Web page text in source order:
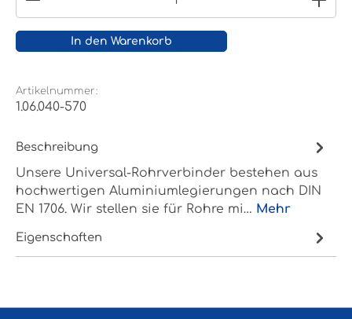
In den Warenkorb
Artikelnummer:
1.06.040-570
Beschreibung
Unsere Universal-Rohrverbinder bestehen aus
hochwertigen Aluminiumlegierungen nach DIN
EN 1706. Wir stellen sie für Rohre mi… Mehr
Eigenschaften